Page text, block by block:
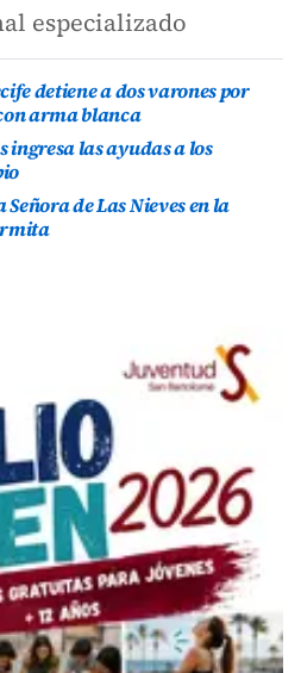
especializado
detiene a dos varones por
arma blanca
ingresa las ayudas a los
de Las Nieves en la